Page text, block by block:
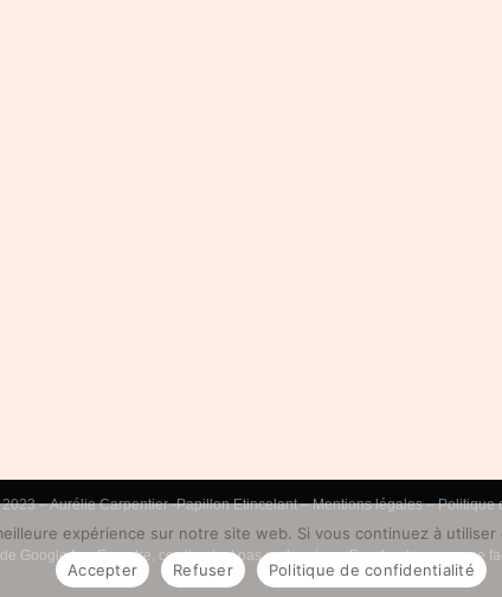
– Aurélie Carpentier -Papillon Etincelant –Mentions légales–Politique
Google Inc. En outre, ce site n’est pas endossé par Facebook en aucune
expérience sur notre site web. Si vous continuez à
Accepter
Refuser Politique de confidentialité